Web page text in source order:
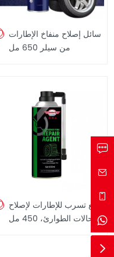
سائل إصلاح منفاخ الإطارات
من سيلر 650 مل
مانع تسرب للإطارات لإصلاح
حالات الطوارئ، 450 مل